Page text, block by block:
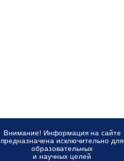
Внимание! Информация на сайте
предназначена исключительно для
образовательных
и научных целей